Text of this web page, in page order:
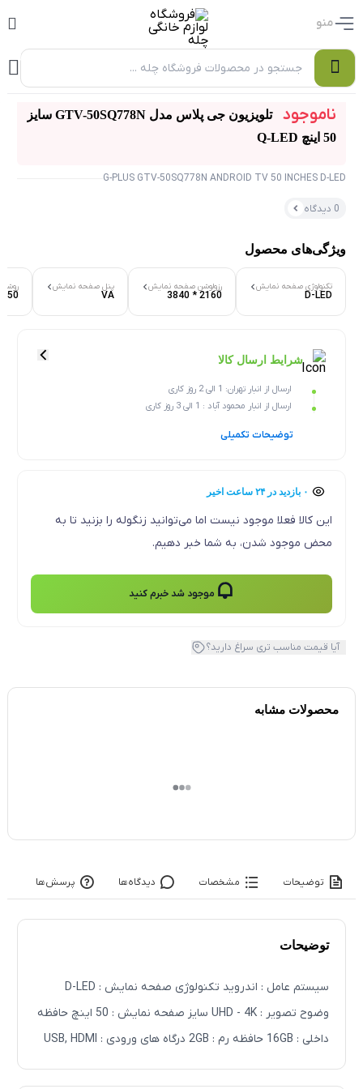
منو
0
ناموجود
تلویزیون جی پلاس مدل GTV-50SQ778N سایز
50 اینچ Q-LED
G-PLUS GTV-50SQ778N ANDROID TV 50 INCHES D-LED
0 دیدگاه
ویژگی‌های محصول
تکنولوژی صفحه نمایش
D-LED
رزولوشن صفحه نمایش
2160 * 3840
پنل صفحه نمایش
VA 350 نیت
شرایط ارسال کالا
ارسال از انبار تهران: 1 الی 2 روز کاری
ارسال از انبار محمود آباد : 1 الی 3 روز کاری
توضیحات تکمیلی
۰ بازدید در ۲۴ ساعت اخیر
این کالا فعلا موجود نیست اما می‌توانید زنگوله را بزنید تا به
محض موجود شدن، به شما خبر دهیم.
موجود شد خبرم کنید
آیا قیمت مناسب تری سراغ دارید؟
محصولات مشابه
توضیحات مشخصات دیدگاه‌ها پرسش‌ها
توضیحات
سیستم عامل : اندروید تکنولوژی صفحه نمایش : D-LED
وضوح تصویر : UHD - 4K سایز صفحه نمایش : 50 اینچ حافظه
داخلی : 16GB حافظه رم : 2GB درگاه های ورودی : USB, HDMI
تکنولوژی صفحه : HDR10